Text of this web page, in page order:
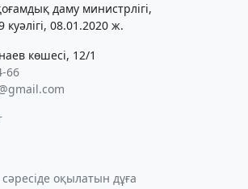
даму министрлігі,
08.01.2020 ж.
көшесі, 12/1
66
оқылатын дұға